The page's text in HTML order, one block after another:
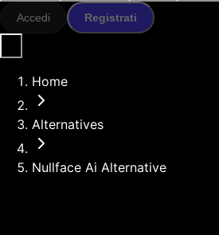
Accedi Registrati
Home
Alternatives
Nullface Ai Alternative